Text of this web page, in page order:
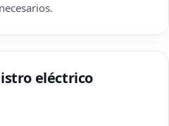
eléctrico